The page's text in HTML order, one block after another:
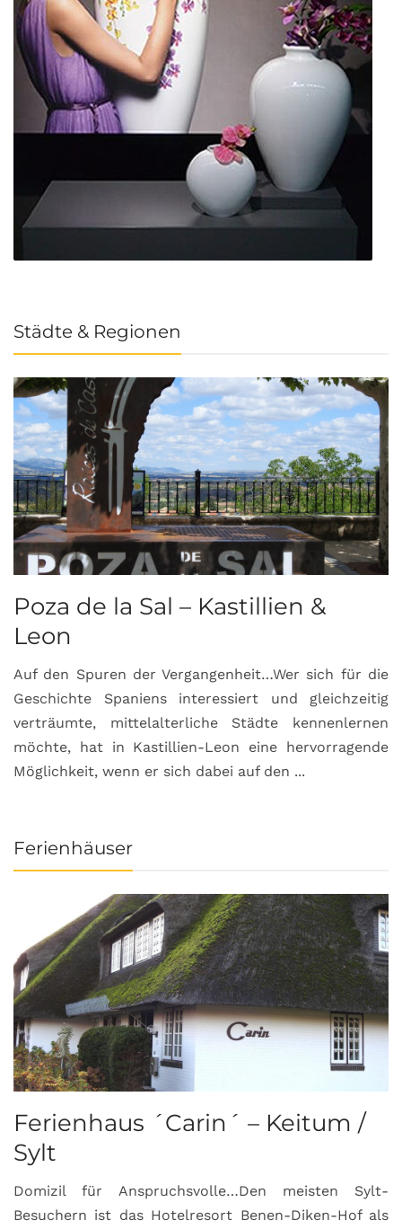
Städte & Regionen
Poza de la Sal – Kastillien &
Leon
Auf den Spuren der Vergangenheit…Wer sich für die
Geschichte Spaniens interessiert und gleichzeitig
verträumte, mittelalterliche Städte kennenlernen
möchte, hat in Kastillien-Leon eine hervorragende
Möglichkeit, wenn er sich dabei auf den ...
Ferienhäuser
Ferienhaus ´Carin´ – Keitum /
Sylt
Domizil für Anspruchsvolle…Den meisten Sylt-
Besuchern ist das Hotelresort Benen-Diken-Hof als